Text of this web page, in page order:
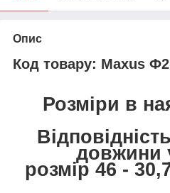
Опис
Код товару: Maxus Ф2
Розміри в
довжини
розмір 46 -